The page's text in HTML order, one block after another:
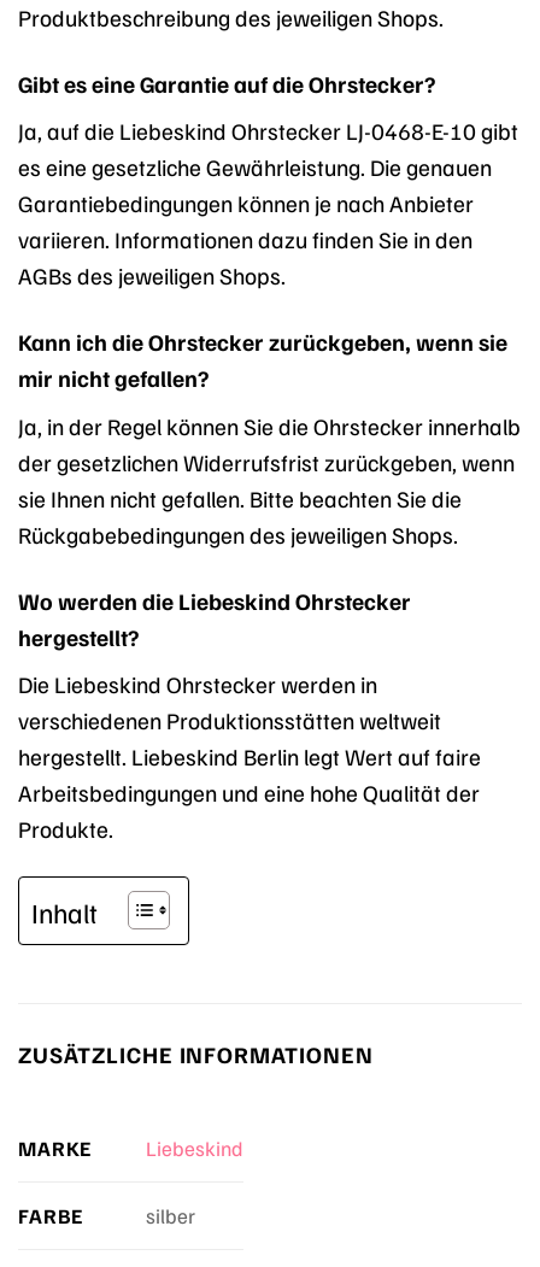
Produktbeschreibung des jeweiligen Shops.
Gibt es eine Garantie auf die Ohrstecker?
Ja, auf die Liebeskind Ohrstecker LJ-0468-E-10 gibt
es eine gesetzliche Gewährleistung. Die genauen
Garantiebedingungen können je nach Anbieter
variieren. Informationen dazu finden Sie in den
AGBs des jeweiligen Shops.
Kann ich die Ohrstecker zurückgeben, wenn sie
mir nicht gefallen?
Ja, in der Regel können Sie die Ohrstecker innerhalb
der gesetzlichen Widerrufsfrist zurückgeben, wenn
sie Ihnen nicht gefallen. Bitte beachten Sie die
Rückgabebedingungen des jeweiligen Shops.
Wo werden die Liebeskind Ohrstecker
hergestellt?
Die Liebeskind Ohrstecker werden in
verschiedenen Produktionsstätten weltweit
hergestellt. Liebeskind Berlin legt Wert auf faire
Arbeitsbedingungen und eine hohe Qualität der
Produkte.
Inhalt
ZUSÄTZLICHE INFORMATIONEN
MARKE Liebeskind
FARBE silber